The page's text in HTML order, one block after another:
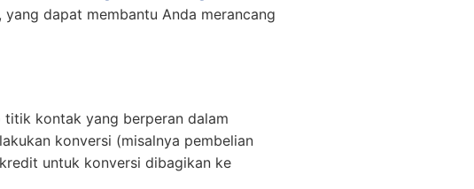
dapat membantu Anda merancang
kontak yang berperan dalam
konversi (misalnya pembelian
untuk konversi dibagikan ke